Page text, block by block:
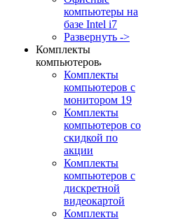
компьютеры на
базе Intel i7
Развернуть ->
Комплекты
компьютеров
Комплекты
компьютеров с
монитором 19
Комплекты
компьютеров со
скидкой по
акции
Комплекты
компьютеров с
дискретной
видеокартой
Комплекты